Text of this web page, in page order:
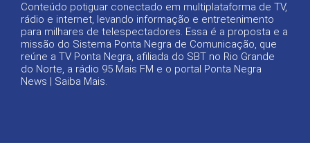
Conteúdo potiguar conectado em multiplataforma de TV,
rádio e internet, levando informação e entretenimento
para milhares de telespectadores. Essa é a proposta e a
missão do Sistema Ponta Negra de Comunicação, que
reúne a TV Ponta Negra, afiliada do SBT no Rio Grande
do Norte, a rádio 95 Mais FM e o portal Ponta Negra
News | Saiba Mais.